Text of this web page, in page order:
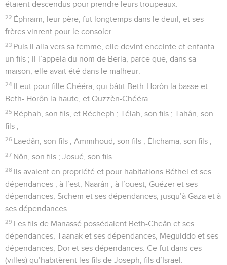
étaient descendus pour prendre leurs troupeaux.
22 Éphraïm, leur père, fut longtemps dans le deuil, et ses
frères vinrent pour le consoler.
23 Puis il alla vers sa femme, elle devint enceinte et enfanta
un fils ; il l’appela du nom de Beria, parce que, dans sa
maison, elle avait été dans le malheur.
24 Il eut pour fille Chééra, qui bâtit Beth-Horôn la basse et
Beth- Horôn la haute, et Ouzzèn-Chééra.
25 Réphah, son fils, et Récheph ; Télah, son fils ; Tahân, son
fils ;
26 Laedân, son fils ; Ammihoud, son fils ; Élichama, son fils ;
27 Nôn, son fils ; Josué, son fils.
28 Ils avaient en propriété et pour habitations Béthel et ses
dépendances ; à l’est, Naarân ; à l’ouest, Guézer et ses
dépendances, Sichem et ses dépendances, jusqu’à Gaza et à
ses dépendances.
29 Les fils de Manassé possédaient Beth-Cheân et ses
dépendances, Taanak et ses dépendances, Meguiddo et ses
dépendances, Dor et ses dépendances. Ce fut dans ces
(villes) qu’habitèrent les fils de Joseph, fils d’Israël.